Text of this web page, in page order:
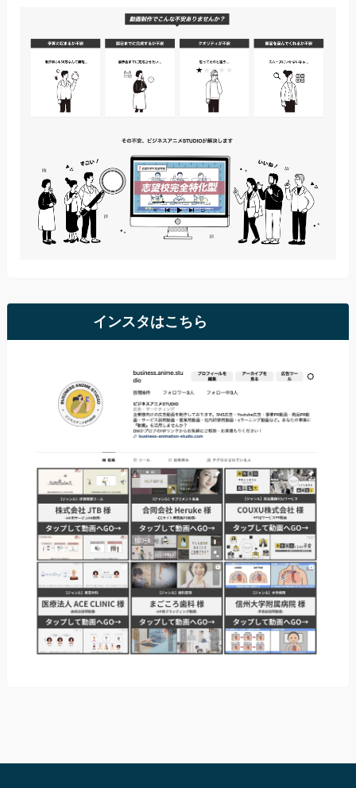
インスタはこちら